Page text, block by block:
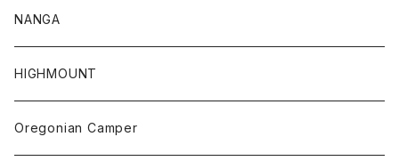
NANGA
HIGHMOUNT
Oregonian Camper